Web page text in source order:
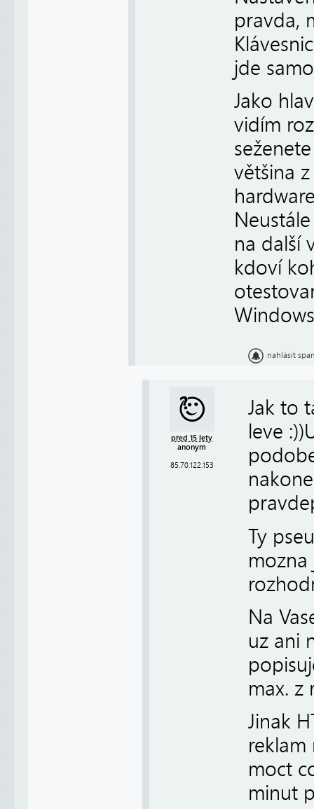
pravda,
jde
Jako
vidím
většina
na další
kdoví
nahlásit
před 15 lety
anonym
85.70.122.153
Jak to
leve
Ty
mozna
Na
uz ani
max. z
Jinak
reklam
moct
minut